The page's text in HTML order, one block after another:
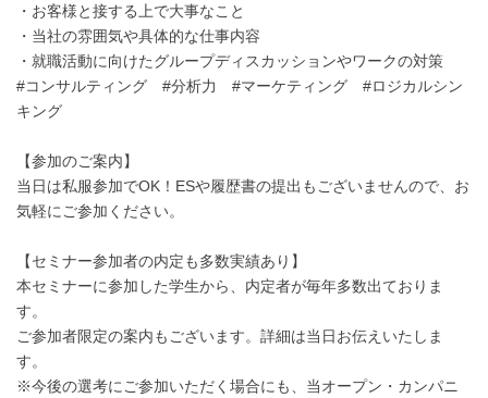
・お客様と接する上で大事なこと
・当社の雰囲気や具体的な仕事内容
・就職活動に向けたグループディスカッションやワークの対策
#コンサルティング #分析力 #マーケティング #ロジカルシン
キング
【参加のご案内】
当日は私服参加でOK！ESや履歴書の提出もございませんので、お
気軽にご参加ください。
【セミナー参加者の内定も多数実績あり】
本セミナーに参加した学生から、内定者が毎年多数出ておりま
す。
ご参加者限定の案内もございます。詳細は当日お伝えいたしま
す。
※今後の選考にご参加いただく場合にも、当オープン・カンパニ